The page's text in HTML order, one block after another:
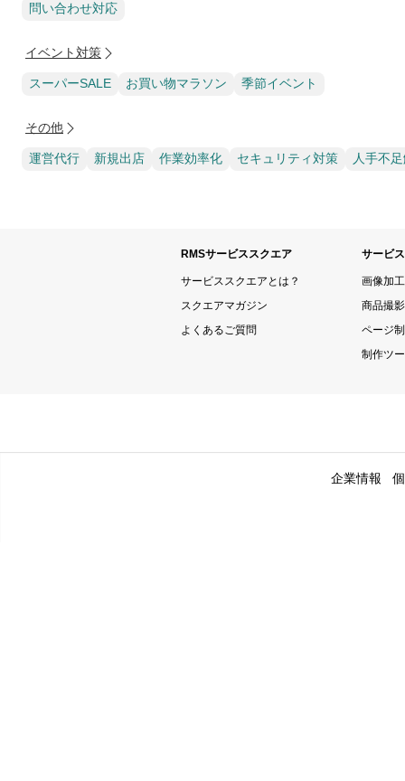
問い合わせ対応
イベント対策
スーパーSALE お買い物マラソン 季節イベント
その他
運営代行 新規出店 作業効率化 セキュリティ対策 人手不
RMSサービススクエア
サービススクエアとは？
スクエアマガジン
よくあるご質問
サービ
画像加
商品撮影
ページ
制作ツ
企業情報